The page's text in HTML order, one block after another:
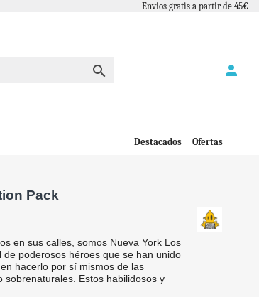
Envios gratis a partir de 45€
 person
Destacados Ofertas
Pack
en sus calles, somos Nueva York Los
poderosos héroes que se han unido
hacerlo por sí mismos de las
Estos habilidosos y